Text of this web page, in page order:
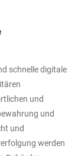
schnelle digitale
und
und
und
werden